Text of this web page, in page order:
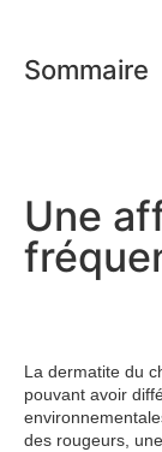
Sommaire
Une
La dermatite du
pouvant avoir
des rougeurs,